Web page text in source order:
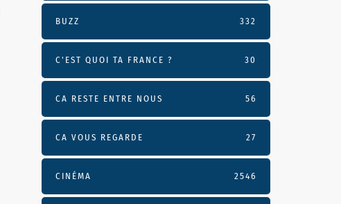
BUZZ 332
C'EST QUOI TA FRANCE ? 30
CA RESTE ENTRE NOUS 56
CA VOUS REGARDE 27
CINÉMA 2546